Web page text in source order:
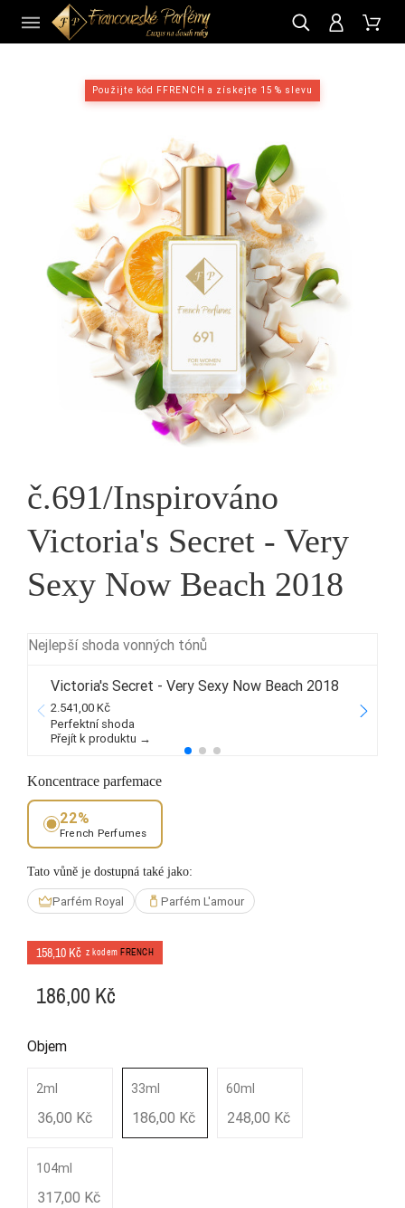
Použijte kód FFRENCH a získejte 15 % slevu
č.691/Inspirováno
Victoria's Secret - Very
Sexy Now Beach 2018
Nejlepší shoda vonných tónů
Victoria's Secret - Very Sexy Now Beach 2018
2.541,00 Kč
Perfektní shoda
Přejít k produktu →
Koncentrace parfemace
22%
French Perfumes
Tato vůně je dostupná také jako:
Parfém Royal Parfém L'amour
158,10 Kč z kodem FRENCH
186,00 Kč
Objem
2ml
36,00 Kč
33ml
186,00 Kč
60ml
248,00 Kč
104ml
317,00 Kč
CZ